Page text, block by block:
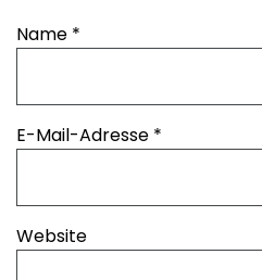
Name *
E-Mail-Adresse *
Website